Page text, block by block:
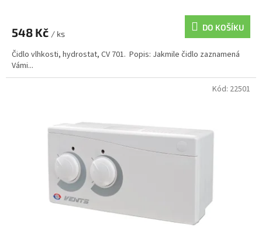
548 Kč / ks
DO KOŠÍKU
Čidlo vlhkosti, hydrostat, CV 701. Popis: Jakmile čidlo zaznamená
Vámi...
Kód: 22501